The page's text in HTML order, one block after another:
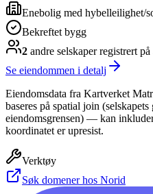
Enebolig med hybelleilighet/
Bekreftet bygg
2 andre selskaperregistrert på
Se eiendommen i detalj
Eiendomsdata fra Kartverket
baseres på spatial join
eiendomsgrensen) — kan
koordinatet er upresist.
Verktøy
Søk domener hos Norid